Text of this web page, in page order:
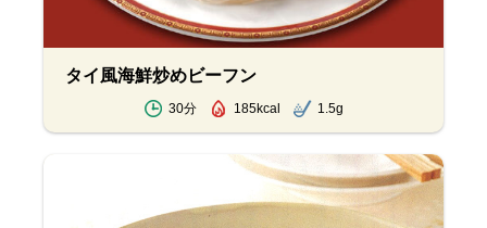
タイ風海鮮炒めビーフン
30分 185kcal 1.5g